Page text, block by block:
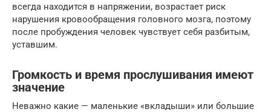
всегда находится в напряжении, возрастает риск
нарушения кровообращения головного мозга, поэтому
после пробуждения человек чувствует себя разбитым,
уставшим.
Громкость и время прослушивания имеют
значение
Неважно какие — маленькие «вкладыши» или большие